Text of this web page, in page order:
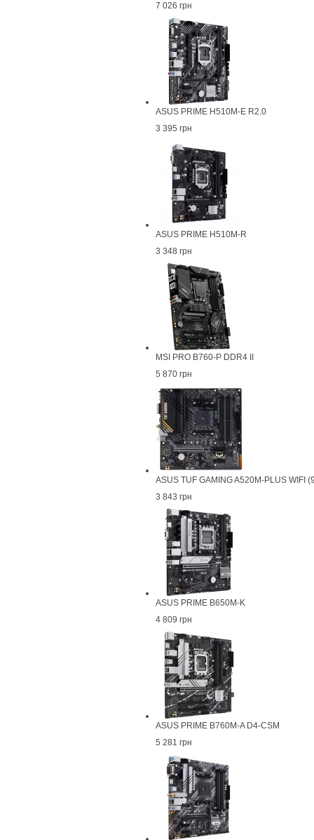
7 026 грн
ASUS PRIME H510M-E R2.0
3 395 грн
ASUS PRIME H510M-R
3 348 грн
MSI PRO B760-P DDR4 II
5 870 грн
ASUS TUF GAMING A520M-PLUS WIFI
3 843 грн
ASUS PRIME B650M-K
4 809 грн
ASUS PRIME B760M-A D4-CSM
5 281 грн